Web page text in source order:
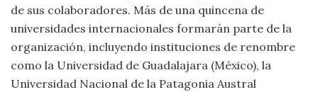
de sus colaboradores. Más de una quincena de
universidades internacionales formarán parte de la
organización, incluyendo instituciones de renombre
como la Universidad de Guadalajara (México), la
Universidad Nacional de la Patagonia Austral